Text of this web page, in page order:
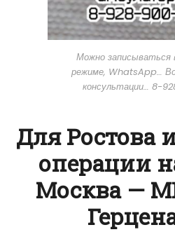
Можно
режиме, WhatsApp…
консультации… 8-
Для Ростова
операции
Москва —